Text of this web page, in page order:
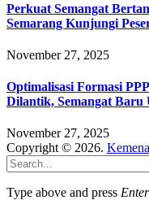
Perkuat Semangat
Semarang Kunjungi
November 27, 2025
Optimalisasi Formasi
Dilantik, Semangat
November 27, 2025
Copyright © 2026.
Type above and press Enter